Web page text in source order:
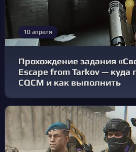
10 апреля
Прохождение задания
Escape from Tarkov — куда
CQCM и как выполнить